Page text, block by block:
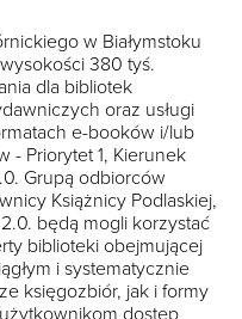
w Białymstoku
380 tyś.
dla bibliotek
oraz usługi
e-booków i/lub
Priorytet 1, Kierunek
Grupą odbiorców
Książnicy Podlaskiej,
będą mogli korzystać
biblioteki obejmującej
i systematycznie
księgozbiór, jak i formy
dostęp